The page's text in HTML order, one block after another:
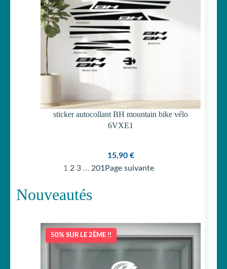
sticker autocollant BH mountain bike vélo
6VXE1
15,90 €
1 2 3 … 201 Page suivante
Nouveautés
50% SUR LE 2ÈME !!